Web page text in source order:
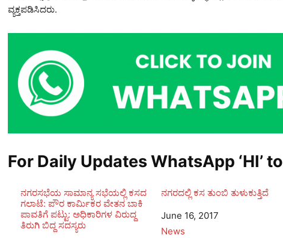
ವ್ಯಕ್ತಪಡಿಸಿದರು.
For Daily Updates WhatsApp ‘HI’ to
ನಗರಸಭೆಯ ಸಾಮಾನ್ಯ ಸಭೆಯಲ್ಲಿ ಕಸದ
ಗಲಾಟೆ: ಪೌರ ಕಾರ್ಮಿಕರ ವೇತನ ಬಾಕಿ
ಪಾವತಿಗೆ ಪಟ್ಟು: ಅಧಿಕಾರಿಗಳ ವಿರುದ್ದ
ತಿರುಗಿ ಬಿದ್ದ ಸದಸ್ಯರು
ನಗರದಲ್ಲಿ ಕಸ ತುಂಬಿ ತುಳುಕುತ್ತಿದೆ
Date
June 16, 2017
In relation to
News